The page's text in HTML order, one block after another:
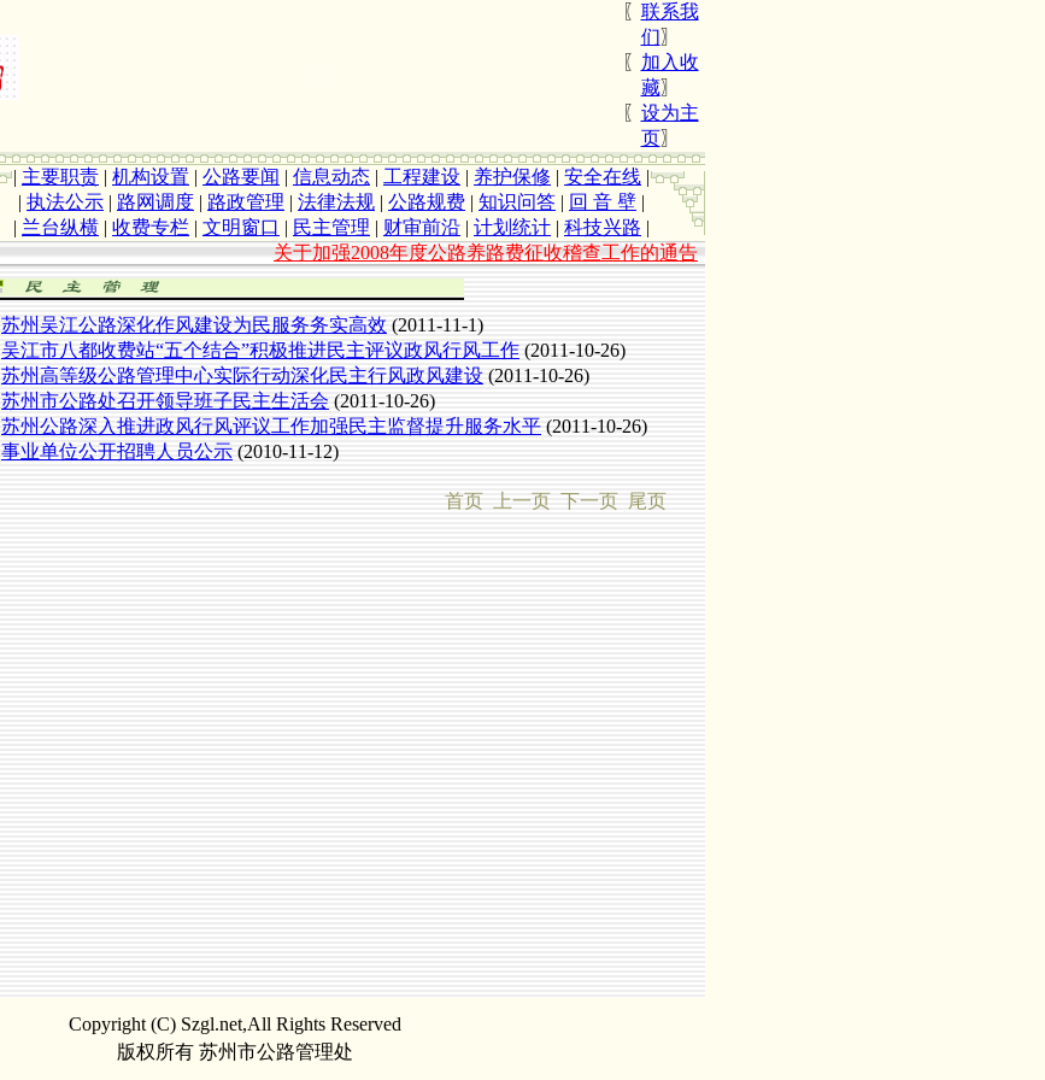
〖 联系我
们〗
〖 加入收
藏〗
〖 设为主
页〗
| 主要职责 | 机构设置 | 公路要闻 | 信息动态 | 工程建设 | 养护保修 | 安全在线 |
| 执法公示 | 路网调度 | 路政管理 | 法律法规 | 公路规费 | 知识问答 | 回 音 壁 |
| 兰台纵横 | 收费专栏 | 文明窗口 | 民主管理 | 财审前沿 | 计划统计 | 科技兴路 |
关于加强2008年度公路养路费征收稽查工作的通告
苏州吴江公路深化作风建设为民服务务实高效 (2011-11-1)
吴江市八都收费站“五个结合”积极推进民主评议政风行风工作 (2011-10-26)
苏州高等级公路管理中心实际行动深化民主行风政风建设 (2011-10-26)
苏州市公路处召开领导班子民主生活会 (2011-10-26)
苏州公路深入推进政风行风评议工作加强民主监督提升服务水平 (2011-10-26)
事业单位公开招聘人员公示 (2010-11-12)
首页 上一页 下一页 尾页
Copyright (C) Szgl.net,All Rights Reserved
版权所有 苏州市公路管理处